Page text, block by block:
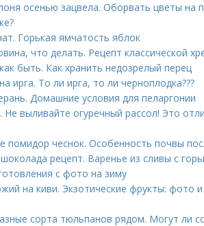
осенью зацвела. Оборвать цветы на
Горькая ямчатость яблок
что делать. Рецепт классической
быть. Как хранить недозрелый перец
ирга. То ли ирга, то ли черноплодка???
Домашние условия для пеларгонии
Не выливайте огуречный рассол! Это
помидор чеснок. Особенность почвы
рецепт. Варенье из сливы с
с фото на зиму
на киви. Экзотические фрукты: фото
сорта тюльпанов рядом. Могут ли